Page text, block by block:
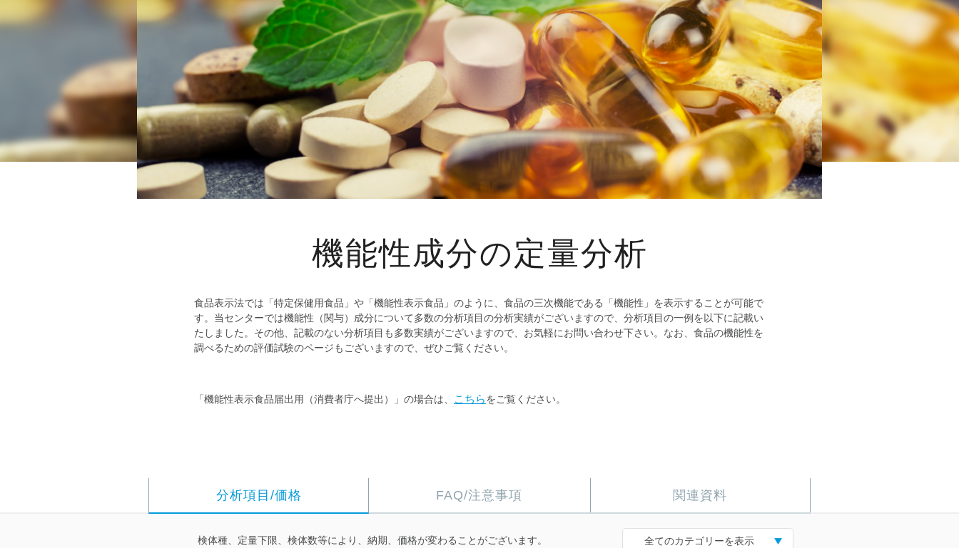
機能性成分の定量分析
食品表示法では「特定保健用食品」や「機能性表示食品」のように、食品の三次機能である「機能性」を表示することが可能で
す。当センターでは機能性（関与）成分について多数の分析項目の分析実績がございますので、分析項目の一例を以下に記載い
たしました。その他、記載のない分析項目も多数実績がございますので、お気軽にお問い合わせ下さい。なお、食品の機能性を
調べるための評価試験のページもございますので、ぜひご覧ください。
「機能性表示食品届出用（消費者庁へ提出）」の場合は、 こちらをご覧ください。
分析項目/価格 FAQ/注意事項 関連資料
検体種、定量下限、検体数等により、納期、価格が変わることがございます。 全てのカテゴリーを表示